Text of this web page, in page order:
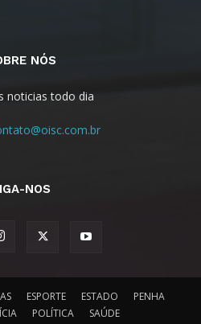
NÓS
noticias todo dia
NOS
ESPORTE ESTADO
PENHA
POLÍTICA SAÚDE